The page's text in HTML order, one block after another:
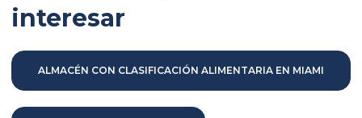
interesar
ALMACÉN CON CLASIFICACIÓN ALIMENTARIA EN MIAMI